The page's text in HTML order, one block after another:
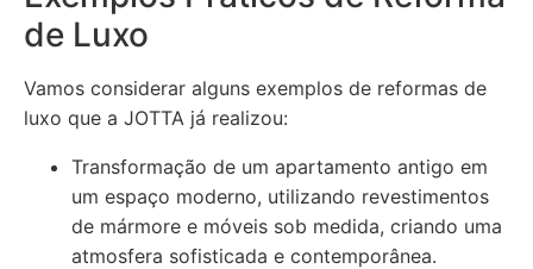
de Luxo
Vamos considerar alguns exemplos de reformas de
luxo que a JOTTA já realizou:
Transformação de um apartamento antigo em
um espaço moderno, utilizando revestimentos
de mármore e móveis sob medida, criando uma
atmosfera sofisticada e contemporânea.